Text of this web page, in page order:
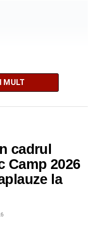
Arini, competiția se
ocazia de a
Evenimentul este
cu vârste cuprinse între
fiecărei categorii
să fie accesibilă atât
MULT
cadrul
Camp 2026
la